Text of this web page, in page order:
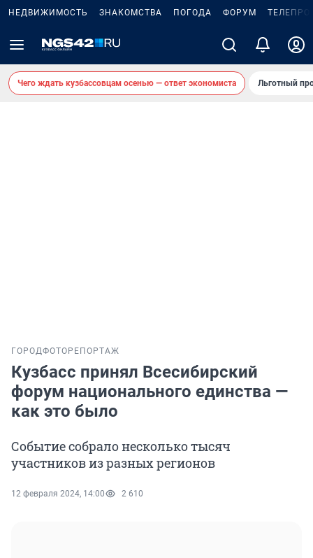
НЕДВИЖИМОСТЬ ЗНАКОМСТВА ПОГОДА ФОРУМ
Чего ждать кузбассовцам осенью — ответ экономиста Льготный
ГОРОДФОТОРЕПОРТАЖ
Кузбасс принял Всесибирский
форум национального единства —
как это было
Событие собрало несколько тысяч
участников из разных регионов
12 февраля 2024, 14:00 2 610